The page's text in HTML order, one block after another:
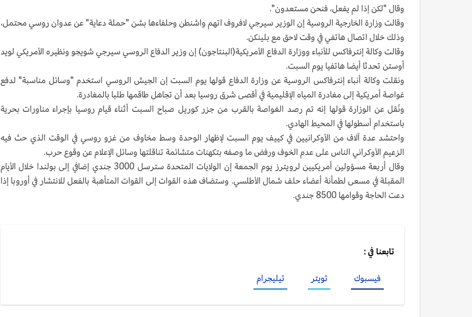
وقال "لكن إذا لم يفعل، فنحن مستعدون".
وقالت وزارة الخارجية الروسية إن الوزير سيرجي لافروف اتهم واشنطن وحلفاءها بشن "حملة دعاية" عن عدوان روسي محتمل،
وذلك خلال اتصال هاتفي في وقت لاحق مع بلينكن.
وقالت وكالة إنترفاكس للأنباء ووزارة الدفاع الأمريكية(البنتاجون) إن وزير الدفاع الروسي سيرجي شويجو ونظيره الأمريكي لويد
أوستن تحدثا أيضا هاتفيا يوم السبت.
ونقلت وكالة أنباء إنترفاكس الروسية عن وزارة الدفاع قولها يوم السبت إن الجيش الروسي استخدم "وسائل مناسبة" لدفع
غواصة أمريكية إلى مغادرة المياه الإقليمية في أقصى شرق روسيا بعد أن تجاهل طاقمها طلبا بالمغادرة.
ونُقل عن الوزارة قولها إنه تم رصد الغواصة بالقرب من جزر كوريل صباح السبت أثناء قيام روسيا بإجراء مناورات بحرية
باستخدام أسطولها في المحيط الهادي.
واحتشد عدة آلاف من الأوكرانيين في كييف يوم السبت لإظهار الوحدة وسط مخاوف من غزو روسي في الوقت الذي حث فيه
الزعيم الأوكراني الناس على عدم الخوف ورفض ما وصفه بتكهنات متشائمة تناقلتها وسائل الإعلام عن وقوع حرب.
وقال أربعة مسؤولين أمريكيين لرويترز يوم الجمعة إن الولايات المتحدة سترسل 3000 جندي إضافي إلى بولندا خلال الأيام
المقبلة في مسعى لطمأنة أعضاء حلف شمال الأطلسي. وستضاف هذه القوات إلى القوات المتأهبة بالفعل للانتشار في أوروبا إذا
دعت الحاجة وقوامها 8500 جندي.
تابعنا في :
فيسبوك تويتر تيليجرام